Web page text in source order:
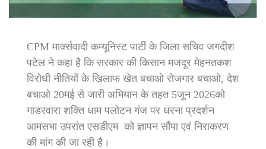
CPM मार्क्सवादी कम्यूनिस्ट पार्टी के जिला सचिव जगदीश
पटेल ने कहा है कि सरकार की किसान मजदूर मेहनतकश
विरोधी नीतियों के खिलाफ खेत बचाओ रोजगार बचाओ, देश
बचाओ 20मई से जारी अभियान के तहत 5जून 2026को
गाडरवारा शक्ति धाम पलोटन गंज पर धरना प्रदर्शन
आमसभा उपरांत एसडीएम को ज्ञापन सौंपा एवं निराकरण
की मांग की जा रही है।